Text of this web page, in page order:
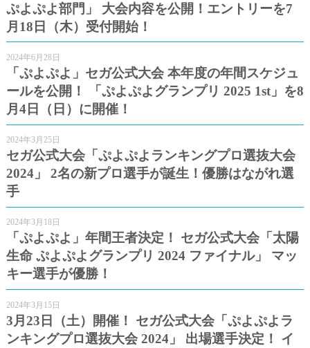
ぷよぷよ部門」 大会内容を公開！エントリーを7
月18日（木）受付開始！
2024年6月28日
「ぷよぷよ」セガ公式大会 本年度の年間スケジュ
ールを公開！ 「ぷよぷよグランプリ 2025 1st」を8
月4日（日）に開催！
2024年3月25日
セガ公式大会「ぷよぷよランキングプロ選抜大会
2024」 2名の新プロ選手が誕生！優勝はながれ選
手
2024年3月18日
「ぷよぷよ」年間王者決定！ セガ公式大会「太陽
生命 ぷよぷよグランプリ 2024 ファイナル」 マッ
キー選手が優勝！
2024年3月15日
3月23日（土）開催！ セガ公式大会「ぷよぷよラ
ンキングプロ選抜大会 2024」 出場選手決定！ イ